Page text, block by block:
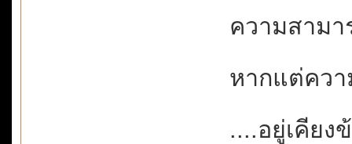
ความสามา
หากแต่คว
....อยู่เคียง